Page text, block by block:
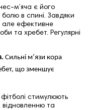
м’яча є його
в спині. Завдяки
але ефективне
та хребет. Регулярні
Сильні м’язи кора
що зменшує
стимулюють
відновленню та